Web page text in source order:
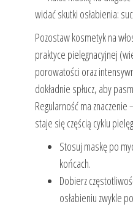
widać skutki osłabienia:
Pozostaw kosmetyk na
praktyce pielęgnacyjnej
porowatości oraz
dokładnie spłucz, aby
Regularność ma
staje się częścią cyklu
Stosuj maskę po
końcach.
Dobierz
osłabieniu zwykle